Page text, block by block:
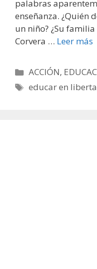
palabras
enseñanza. ¿Quién
un niño? ¿Su
Corvera … Leer más
Categorías
ACCIÓN,
Etiquetas
educar en